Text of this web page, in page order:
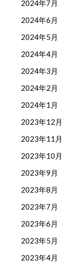
2024年7月
2024年6月
2024年5月
2024年4月
2024年3月
2024年2月
2024年1月
2023年12月
2023年11月
2023年10月
2023年9月
2023年8月
2023年7月
2023年6月
2023年5月
2023年4月